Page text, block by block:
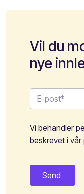
Vil du
nye
Vi behandler
beskrevet i vår